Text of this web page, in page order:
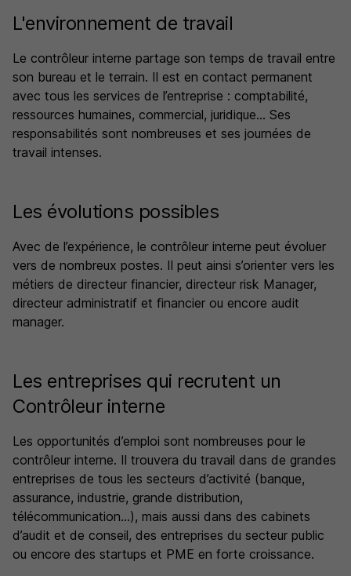
L'environnement de travail
Le contrôleur interne partage son temps de travail entre
son bureau et le terrain. Il est en contact permanent
avec tous les services de l’entreprise : comptabilité,
ressources humaines, commercial, juridique… Ses
responsabilités sont nombreuses et ses journées de
travail intenses.
Les évolutions possibles
Avec de l’expérience, le contrôleur interne peut évoluer
vers de nombreux postes. Il peut ainsi s’orienter vers les
métiers de directeur financier, directeur risk Manager,
directeur administratif et financier ou encore audit
manager.
Les entreprises qui recrutent un
Contrôleur interne
Les opportunités d’emploi sont nombreuses pour le
contrôleur interne. Il trouvera du travail dans de grandes
entreprises de tous les secteurs d’activité (banque,
assurance, industrie, grande distribution,
télécommunication…), mais aussi dans des cabinets
d’audit et de conseil, des entreprises du secteur public
ou encore des startups et PME en forte croissance.